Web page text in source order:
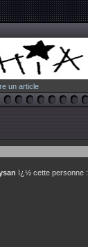
un article
ï¿½ cette personne :